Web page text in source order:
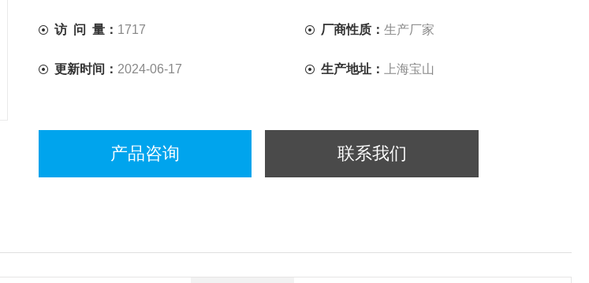
访 问 量： 1717 厂商性质： 生产厂家
更新时间： 2024-06-17 生产地址： 上海宝山
产品咨询 联系我们